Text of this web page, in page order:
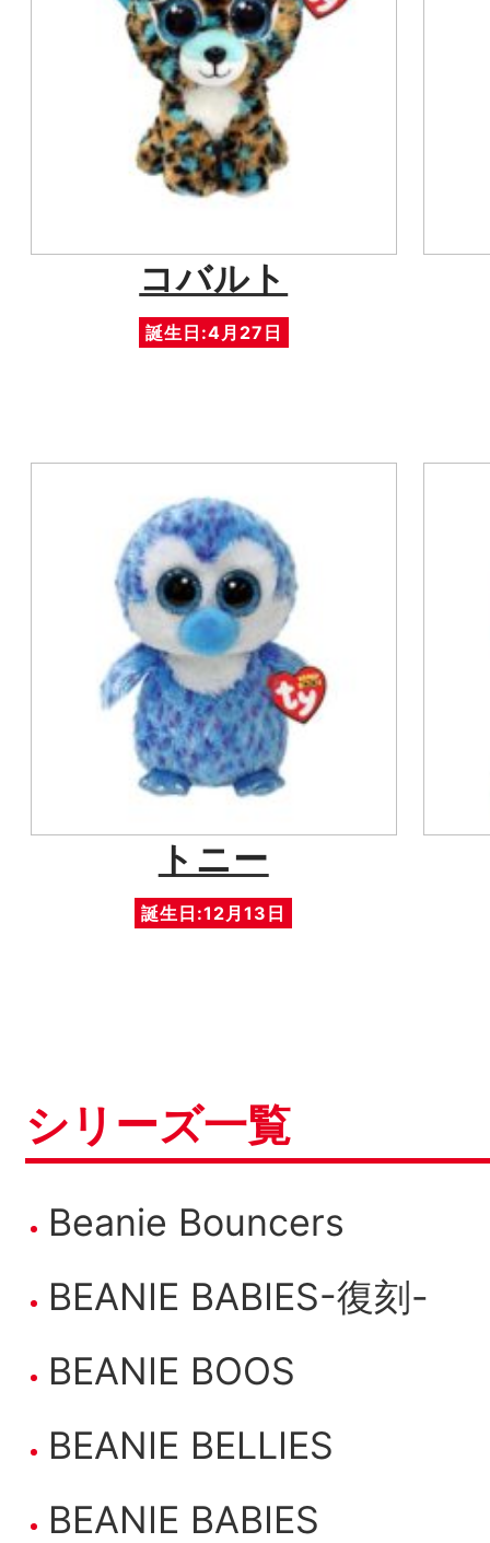
コバルト
誕生日:4月27日
トニー
誕生日:12月13日
シリーズ一覧
Beanie Bouncers
BEANIE BABIES-復刻-
BEANIE BOOS
BEANIE BELLIES
BEANIE BABIES